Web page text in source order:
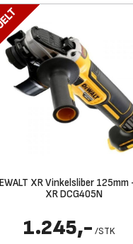
XR Vinkelsliber
XR DCG405N
1.245,- /STK